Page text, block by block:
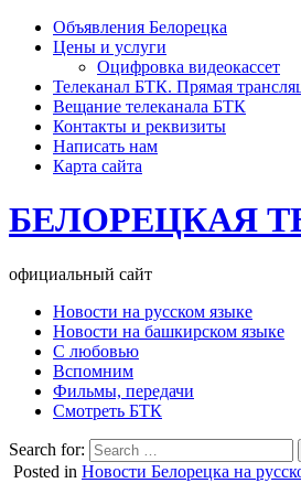
Объявления Белорецка
Цены и услуги
Оцифровка видеокассет
Телеканал БТК. Прямая
Вещание телеканала БТК
Контакты и реквизиты
Написать нам
Карта сайта
БЕЛОРЕЦКАЯ
официальный сайт
Новости на русском языке
Новости на башкирском языке
С любовью
Вспомним
Фильмы, передачи
Смотреть БТК
Search for:
Posted in Новости Белорецка на